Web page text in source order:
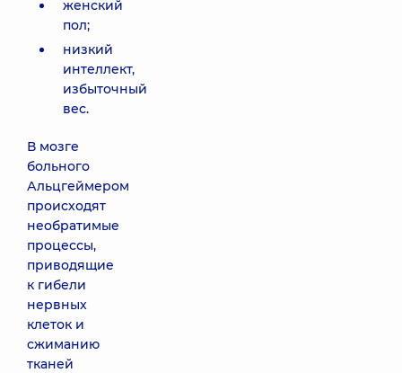
женский
пол;
низкий
интеллект,
избыточный
вес.
В мозге
больного
Альцгеймером
происходят
необратимые
процессы,
приводящие
к гибели
нервных
клеток и
сжиманию
тканей